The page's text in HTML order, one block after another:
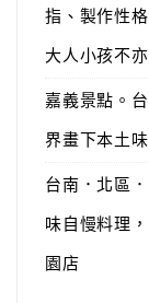
指、製作性
大人小孩不亦
嘉義景點。
界畫下本土
台南．北區
味自慢料理
園店